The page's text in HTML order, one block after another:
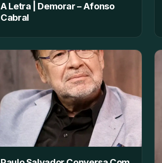
A Letra | Demorar – Afonso
Cabral